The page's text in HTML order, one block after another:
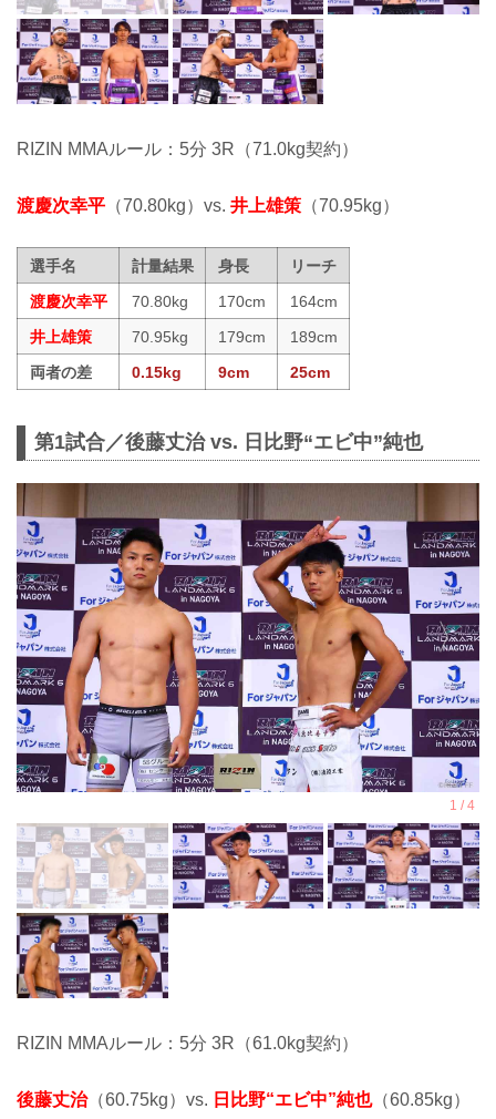
RIZIN MMAルール：5分 3R（71.0kg契約）
渡慶次幸平 （70.80kg）vs. 井上雄策 （70.95kg）
選手名 計量結果 身長
リーチ
渡慶次幸平
70.80kg 170cm
164cm
井上雄策
70.95kg 179cm
189cm
両者の差
0.15kg 9cm 25cm
第1試合／後藤丈治 vs. 日比野“エビ中”純也
RIZIN MMAルール：5分 3R（61.0kg契約）
後藤丈治（60.75kg）vs. 日比野“エビ中”純也（60.85kg）